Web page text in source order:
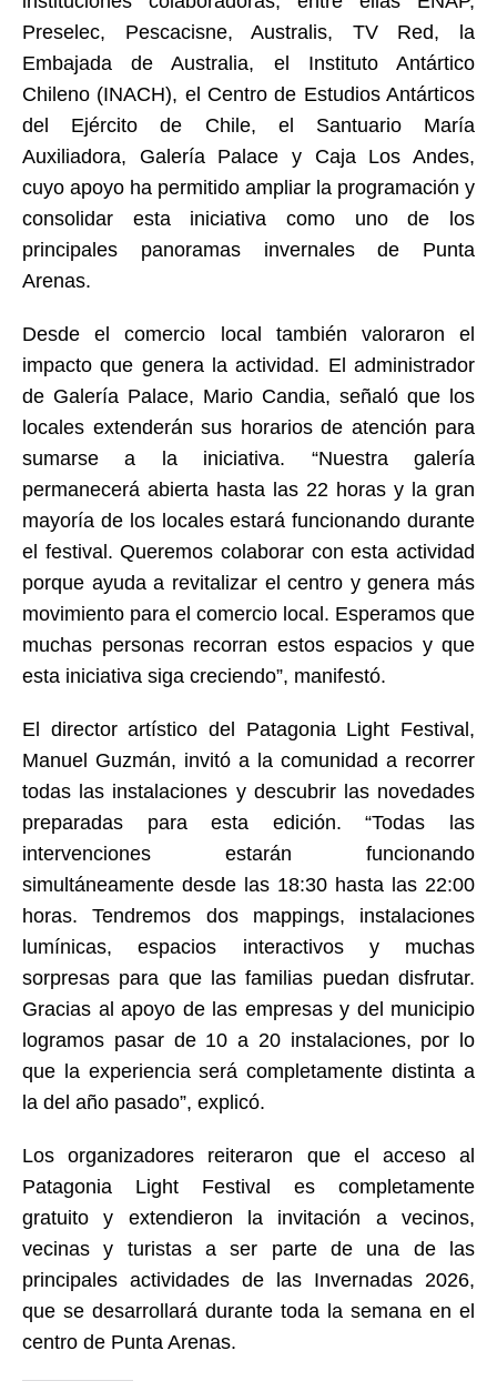
Preselec, Pescacisne, Australis, TV Red, la
Embajada de Australia, el Instituto Antártico
Chileno (INACH), el Centro de Estudios Antárticos
del Ejército de Chile, el Santuario María
Auxiliadora, Galería Palace y Caja Los Andes,
cuyo apoyo ha permitido ampliar la programación y
consolidar esta iniciativa como uno de los
principales panoramas invernales de Punta
Arenas.
Desde el comercio local también valoraron el
impacto que genera la actividad. El administrador
de Galería Palace, Mario Candia, señaló que los
locales extenderán sus horarios de atención para
sumarse a la iniciativa. “Nuestra galería
permanecerá abierta hasta las 22 horas y la gran
mayoría de los locales estará funcionando durante
el festival. Queremos colaborar con esta actividad
porque ayuda a revitalizar el centro y genera más
movimiento para el comercio local. Esperamos que
muchas personas recorran estos espacios y que
esta iniciativa siga creciendo”, manifestó.
El director artístico del Patagonia Light Festival,
Manuel Guzmán, invitó a la comunidad a recorrer
todas las instalaciones y descubrir las novedades
preparadas para esta edición. “Todas las
intervenciones estarán funcionando
simultáneamente desde las 18:30 hasta las 22:00
horas. Tendremos dos mappings, instalaciones
lumínicas, espacios interactivos y muchas
sorpresas para que las familias puedan disfrutar.
Gracias al apoyo de las empresas y del municipio
logramos pasar de 10 a 20 instalaciones, por lo
que la experiencia será completamente distinta a
la del año pasado”, explicó.
Los organizadores reiteraron que el acceso al
Patagonia Light Festival es completamente
gratuito y extendieron la invitación a vecinos,
vecinas y turistas a ser parte de una de las
principales actividades de las Invernadas 2026,
que se desarrollará durante toda la semana en el
centro de Punta Arenas.